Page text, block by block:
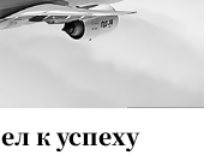
к успеху